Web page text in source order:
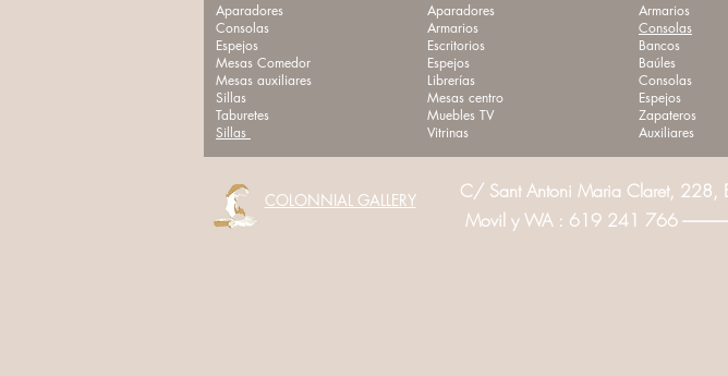
Aparadores
Consolas
Espejos
Mesas Comedor
Mesas auxiliares
Sillas
Taburetes
Sillas
Aparadores
Armarios
Escritorios
Espejos
Librerías
Mesas centro
Muebles TV
Vitrinas
Armarios
Consolas
Bancos
Baúles
Consolas
Espejos
Zapateros
Auxiliares
C/ Sant Antoni Maria Claret, 228,
Movil y WA : 619 241 766
COLONNIAL GALLERY